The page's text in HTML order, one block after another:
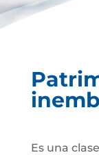
Es una